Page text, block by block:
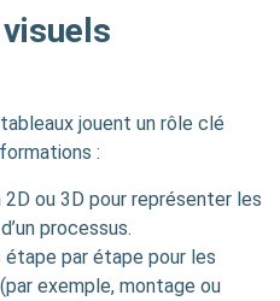
jouent un rôle clé
:
ou 3D pour représenter les
processus.
par étape pour les
exemple, montage ou